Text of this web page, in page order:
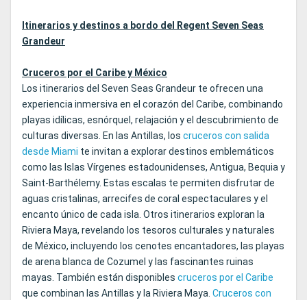
Itinerarios y destinos a bordo del Regent Seven Seas
Grandeur
Cruceros por el Caribe y México
Los itinerarios del Seven Seas Grandeur te ofrecen una
experiencia inmersiva en el corazón del Caribe, combinando
playas idílicas, esnórquel, relajación y el descubrimiento de
culturas diversas. En las Antillas, los cruceros con salida
desde Miami te invitan a explorar destinos emblemáticos
como las Islas Vírgenes estadounidenses, Antigua, Bequia y
Saint‑Barthélemy. Estas escalas te permiten disfrutar de
aguas cristalinas, arrecifes de coral espectaculares y el
encanto único de cada isla. Otros itinerarios exploran la
Riviera Maya, revelando los tesoros culturales y naturales
de México, incluyendo los cenotes encantadores, las playas
de arena blanca de Cozumel y las fascinantes ruinas
mayas. También están disponibles cruceros por el Caribe
que combinan las Antillas y la Riviera Maya. Cruceros con